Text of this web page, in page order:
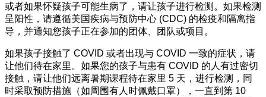
或者如果怀疑孩子可能生病了，请让孩子进行检测。如果检测
呈阳性，请遵循美国疾病与预防中心 (CDC) 的检疫和隔离指
导，并通知您孩子正在参加的团体、团队或项目。
如果孩子接触了 COVID 或者出现与 COVID 一致的症状，请
让他们待在家里。如果您的孩子与患有 COVID 的人有过密切
接触，请让他们远离暑期课程待在家里 5 天，进行检测，同
时采取预防措施（如周围有人时佩戴口罩），一直到第 10